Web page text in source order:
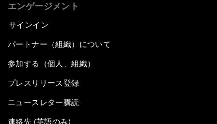
エンゲージメント
サインイン
パートナー（組織）について
参加する（個人、組織）
プレスリリース登録
ニュースレター購読
連絡先 (英語のみ)